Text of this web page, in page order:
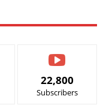
22,800
Subscribers